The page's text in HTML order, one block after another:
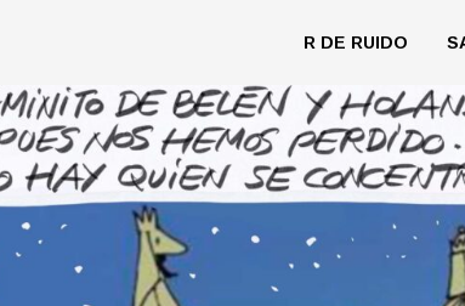
R DE RUIDO